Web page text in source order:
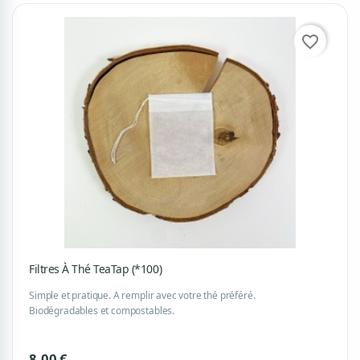
Filtres À Thé TeaTap (*100)
Simple et pratique. A remplir avec votre thé préféré.
Biodégradables et compostables.
favorite_border